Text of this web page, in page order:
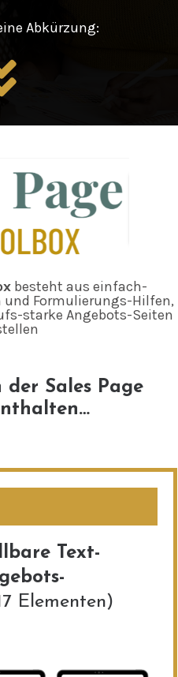
Abkürzung:
besteht aus einfach-
und Formulierungs-Hilfen,
starke Angebots-Seiten
der Sales Page
Text-
Elementen)